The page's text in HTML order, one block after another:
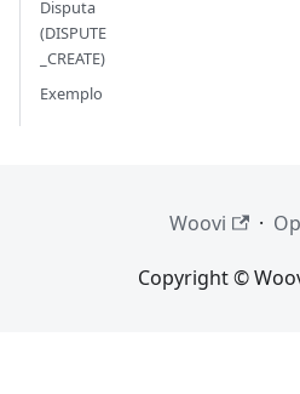
Disputa
(DISPUTE
_CREATE)
Exemplo
Woovi ·
Copyright ©